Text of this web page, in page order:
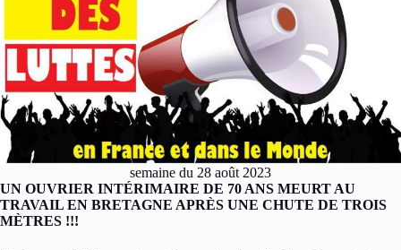
semaine du 28 août 2023
UN OUVRIER INTÉRIMAIRE DE 70 ANS MEURT AU
TRAVAIL EN BRETAGNE APRÈS UNE CHUTE DE TROIS
MÈTRES !!!